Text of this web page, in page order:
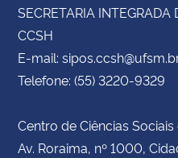
SECRETARIA
CCSH
E-mail:
Telefone: (55) 3220-9329
Centro de Ciências
Av. Roraima, nº 1000,